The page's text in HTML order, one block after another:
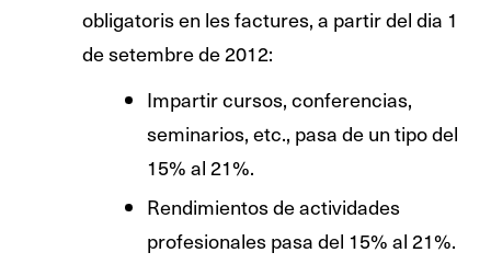
obligatoris en les factures, a partir del dia 1
de setembre de 2012:
Impartir cursos, conferencias,
seminarios, etc., pasa de un tipo del
15% al 21%.
Rendimientos de actividades
profesionales pasa del 15% al 21%.